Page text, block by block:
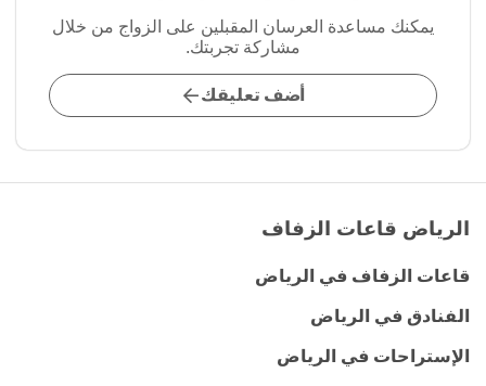
يمكنك مساعدة العرسان المقبلين على الزواج من خلال
مشاركة تجربتك.
أضف تعليقك
الرياض قاعات الزفاف
قاعات الزفاف في الرياض
الفنادق في الرياض
الإستراحات في الرياض